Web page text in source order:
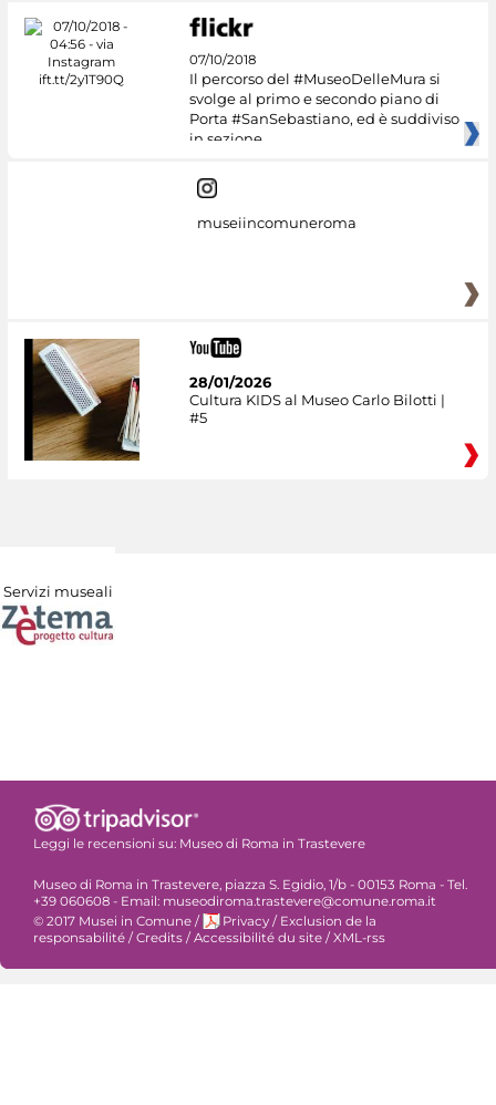
07/10/2018
Il percorso del #MuseoDelleMura si
svolge al primo e secondo piano di
Porta #SanSebastiano, ed è suddiviso
in sezione
museiincomuneroma
28/01/2026
Cultura KIDS al Museo Carlo Bilotti |
#5
Servizi museali
Leggi le recensioni su: Museo di Roma in Trastevere
Museo di Roma in Trastevere, piazza S. Egidio, 1/b - 00153 Roma - Tel.
+39 060608 - Email: museodiroma.trastevere@comune.roma.it
© 2017 Musei in Comune / Privacy / Exclusion de la
responsabilité /Credits /Accessibilité du site /XML-rss